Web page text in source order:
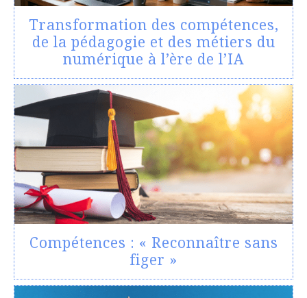
Transformation des compétences,
de la pédagogie et des métiers du
numérique à l’ère de l’IA
Compétences : « Reconnaître sans
figer »